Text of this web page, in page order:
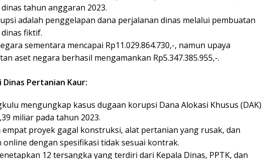
tahun anggaran 2023.
adalah penggelapan dana perjalanan dinas melalui pembuatan
fiktif.
sementara mencapai Rp11.029.864.730,-, namun upaya
aset negara berhasil mengamankan Rp5.347.385.955,-.
Dinas Pertanian Kaur:
mengungkap kasus dugaan korupsi Dana Alokasi Khusus (DAK)
miliar pada tahun 2023.
empat proyek gagal konstruksi, alat pertanian yang rusak, dan
online dengan spesifikasi tidak sesuai kontrak.
12 tersangka yang terdiri dari Kepala Dinas, PPTK, dan